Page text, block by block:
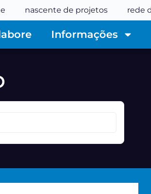
nascente de projetos rede
Informações